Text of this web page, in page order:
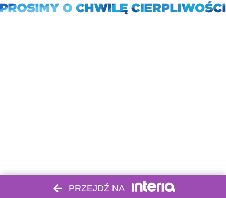
PRZEJDŹ NA